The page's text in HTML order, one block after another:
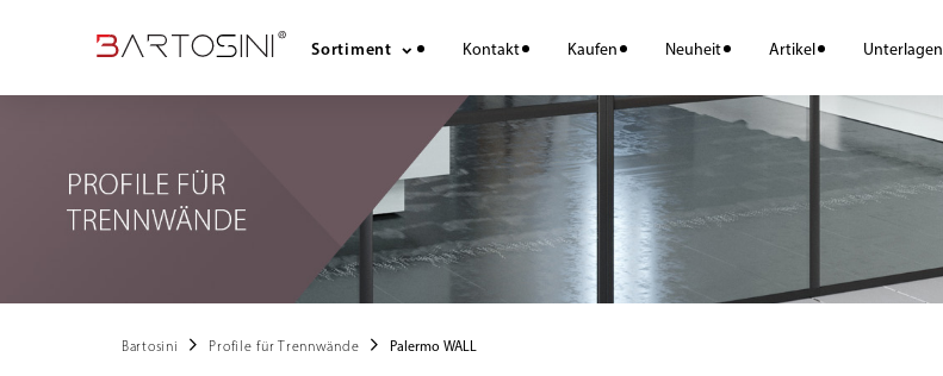
Sortiment Kontakt Kaufen Neuheit Artikel Unterlagen
Bartosini chevron_right Profile für Trennwände chevron_right Palermo WALL